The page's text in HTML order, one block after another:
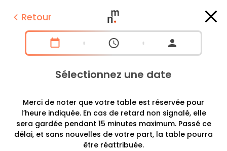
Retour
Sélectionnez une date
Merci de noter que votre table est réservée pour
l’heure indiquée. En cas de retard non signalé, elle
sera gardée pendant 15 minutes maximum. Passé ce
délai, et sans nouvelles de votre part, la table pourra
être réattribuée.